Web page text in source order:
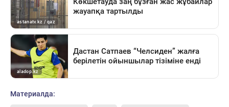
Материалда: